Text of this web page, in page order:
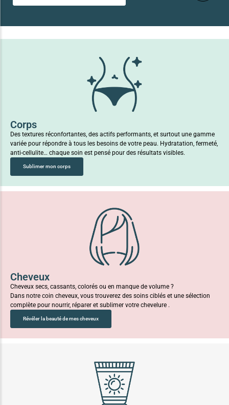
Corps
Des textures réconfortantes, des actifs performants, et surtout une gamme
variée pour répondre à tous les besoins de votre peau. Hydratation, fermeté,
anti-cellulite… chaque soin est pensé pour des résultats visibles.
Sublimer mon corps
Cheveux
Cheveux secs, cassants, colorés ou en manque de volume ?
Dans notre coin cheveux, vous trouverez des soins ciblés et une sélection
complète pour nourrir, réparer et sublimer votre chevelure .
Révéler la beauté de mes cheveux